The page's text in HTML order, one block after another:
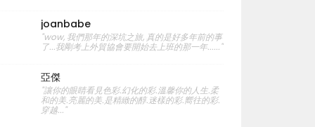
joanbabe
"wow, 我們那年的深坑之旅, 真的是好多年前的事
了...我剛考上外貿協會要開始去上班的那一年......"
亞傑
"讓你的眼睛看見色彩.幻化的彩.溫馨你的人生.柔
和的美.亮麗的美.是精緻的醇.迷樣的彩.嚮往的彩.
穿越..."